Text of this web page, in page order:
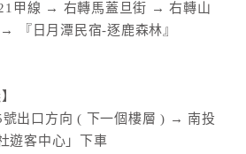
甲線 → 右轉馬蓋旦街 → 右轉山
『日月潭民宿-逐鹿森林』
出口方向 ( 下一個樓層 ) → 南投
遊客中心」下車